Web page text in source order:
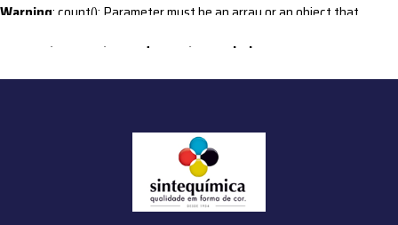
Warning: count(): Parameter must be an array or an object that
content/themes/sintequimica/index.php